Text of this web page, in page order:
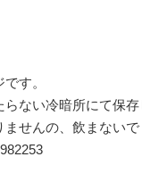
す。
ない冷暗所にて保存
せんの、飲まないで